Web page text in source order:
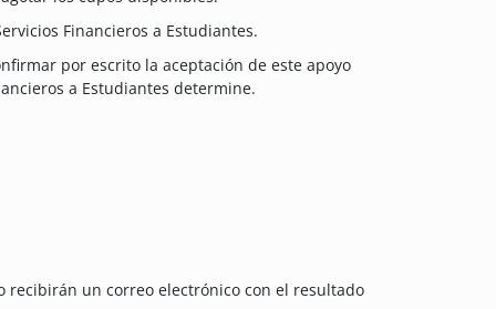
Financieros a Estudiantes.
por escrito la aceptación de este apoyo
a Estudiantes determine.
recibirán un correo electrónico con el resultado